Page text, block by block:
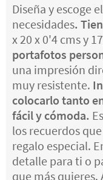
Diseña y escoge
necesidades.
x 20 x 0'4 cms y
portafotos
una impresión
muy resistente.
colocarlo tanto
fácil y cómoda.
los recuerdos
regalo especial.
detalle para ti o
que más